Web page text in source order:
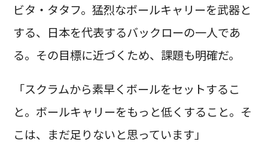
ビタ・タタフ。猛烈なボールキャリーを武器と
する、日本を代表するバックローの一人であ
る。その目標に近づくため、課題も明確だ。
「スクラムから素早くボールをセットするこ
と。ボールキャリーをもっと低くすること。そ
こは、まだ足りないと思っています」